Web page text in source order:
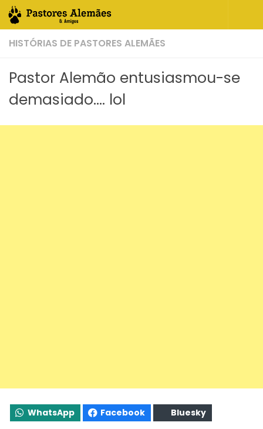
Skip to content
HISTÓRIAS DE PASTORES ALEMÃES
Pastor Alemão entusiasmou-se
demasiado…. lol
WhatsApp Facebook Bluesky